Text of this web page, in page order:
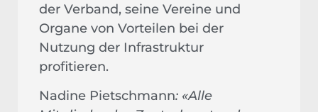
der Verband, seine Vereine und
Organe von Vorteilen bei der
Nutzung der Infrastruktur
profitieren.
Nadine Pietschmann: «Alle